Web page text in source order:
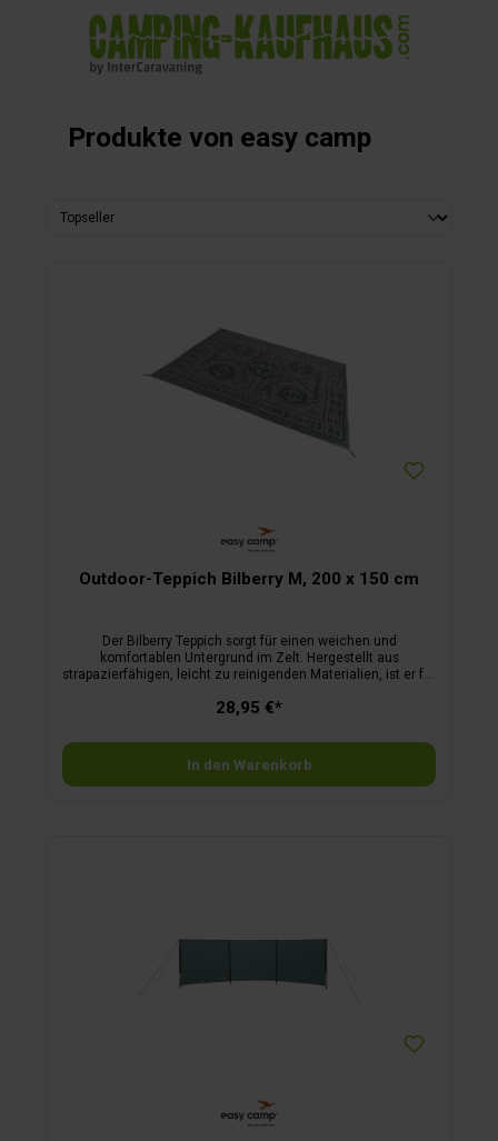
springen
Produkte von easy camp
Outdoor-Teppich Bilberry M, 200 x 150 cm
Der Bilberry Teppich sorgt für einen weichen und
komfortablen Untergrund im Zelt. Hergestellt aus
strapazierfähigen, leicht zu reinigenden Materialien, ist er für
Tragegurt lässt er sich kompakt verpacken und einfach
28,95 €*
In den Warenkorb